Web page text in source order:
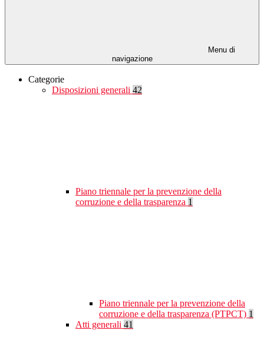
Menu di
navigazione
Categorie
Disposizioni generali 42
Piano triennale per la prevenzione della
corruzione e della trasparenza 1
Piano triennale per la prevenzione della
corruzione e della trasparenza (PTPCT) 1
Atti generali 41